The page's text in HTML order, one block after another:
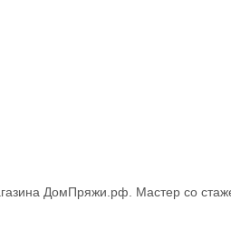
ДомПряжи.рф. Мастер со